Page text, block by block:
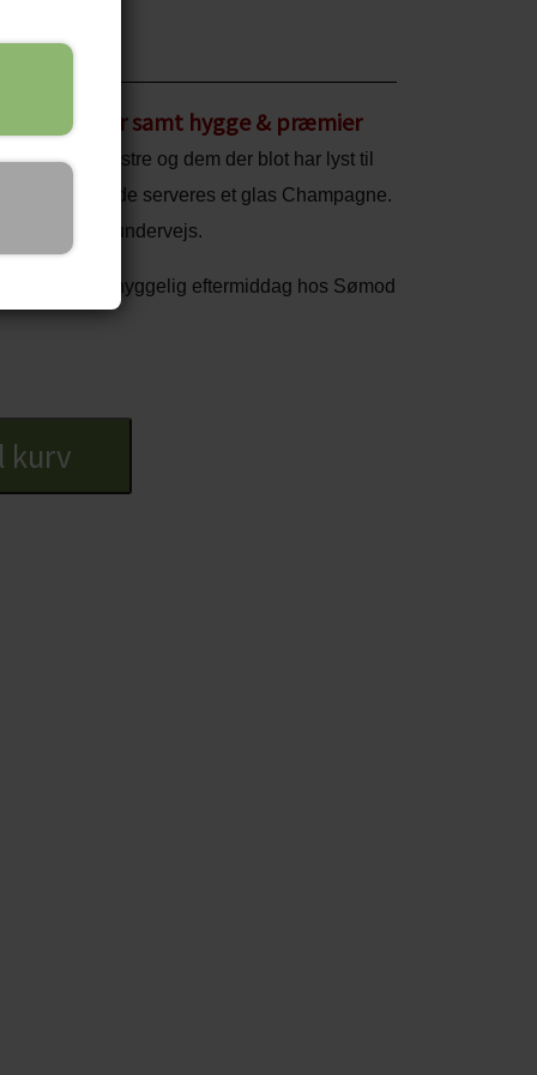
bankoplader samt hygge & præmier
banko-mestre og dem der blot har lyst til
til hver runde serveres et glas Champagne.
champagne undervejs.
med til en hyggelig eftermiddag hos Sømod
kurv